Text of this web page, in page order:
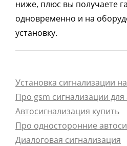
ниже, плюс вы получаете
одновременно и на
установку.
Установка сигнализации
Про gsm сигнализации для
Автосигнализация купить
Про односторонние
Диалоговая сигнализация